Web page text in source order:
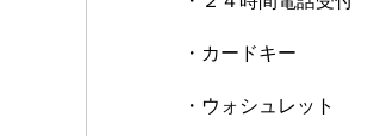
・カードキー
・ウォシュレット